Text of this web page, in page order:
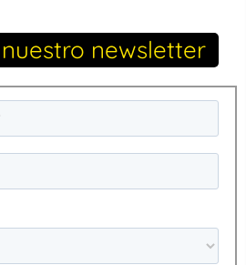
newsletter